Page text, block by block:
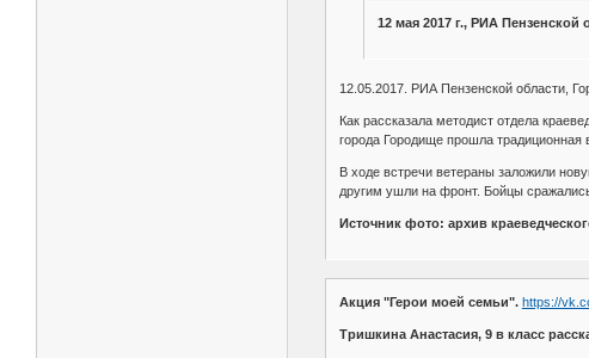
12 мая 2017 г., РИА
12.05.2017. РИА Пензенской области,
Как рассказала методист отдела
города Городище прошла традиционная
В ходе встречи ветераны заложили
другим ушли на фронт. Бойцы
Источник фото: архив
Акция "Герои моей семьи". https://
Тришкина Анастасия, 9 в класс